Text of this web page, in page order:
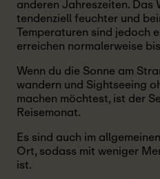
anderen Jahreszeiten.
tendenziell feuchter und
Temperaturen sind jedoch
erreichen normalerweise
Wenn du die Sonne am
wandern und Sightseeing
machen möchtest, ist der
Reisemonat.
Es sind auch im
Ort, sodass mit weniger
ist.